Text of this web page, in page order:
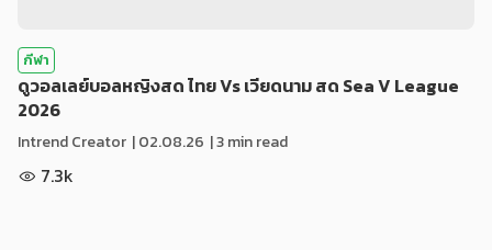
กีฬา
ดูวอลเลย์บอลหญิงสด ไทย Vs เวียดนาม สด Sea V League
2026
Intrend Creator |02.08.26 | 3 min read
7.3k